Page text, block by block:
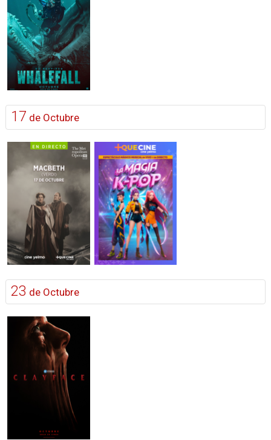
17 de Octubre
23 de Octubre